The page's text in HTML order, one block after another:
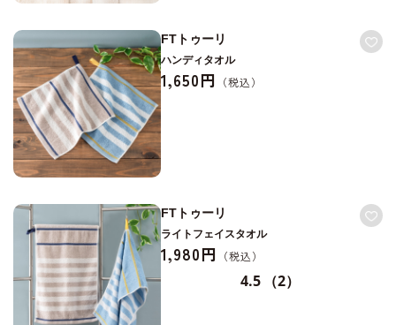
FTトゥーリ
ハンディタオル
1,650円
FTトゥーリ
ライトフェイスタオル
1,980円
4.5 （2）